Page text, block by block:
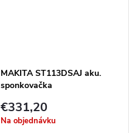
MAKITA ST113DSAJ aku.
sponkovačka
€331,20
Na objednávku